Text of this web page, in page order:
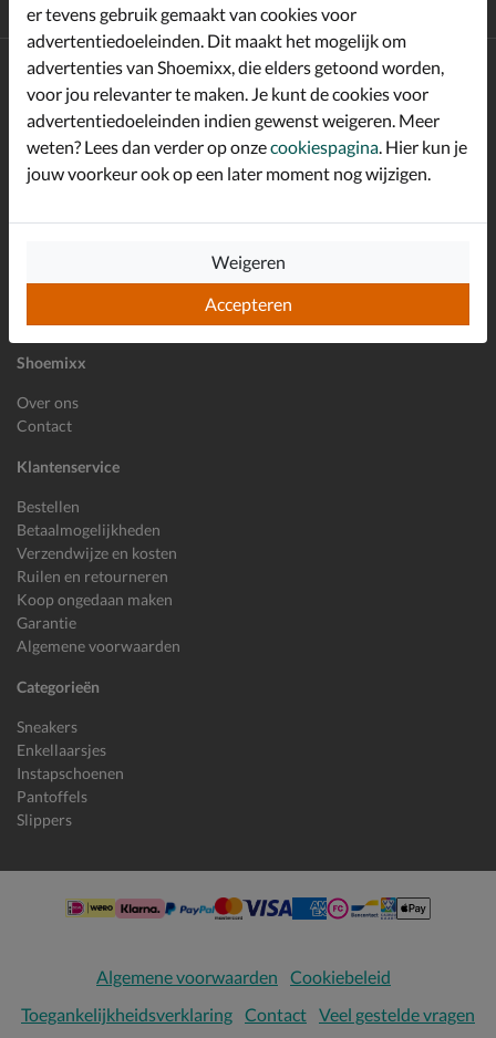
Achterafbetalen
Shoemixx
Over ons
Contact
Klantenservice
Bestellen
Betaalmogelijkheden
Verzendwijze en kosten
Ruilen en retourneren
Koop ongedaan maken
Garantie
Algemene voorwaarden
Categorieën
Sneakers
Enkellaarsjes
Instapschoenen
Pantoffels
Slippers
Altijd op de hoogte zijn?
Schrijf je in voor de Shoemixx nieuwsbrief en ontvang €10,-
welkomstkorting!
Inschrijven
Algemene voorwaarden
Cookiebeleid
Toegankelijkheidsverklaring Contact Veel gestelde vragen
er tevens gebruik gemaakt van cookies voor
advertentiedoeleinden. Dit maakt het mogelijk om
advertenties van Shoemixx, die elders getoond worden,
voor jou relevanter te maken. Je kunt de cookies voor
advertentiedoeleinden indien gewenst weigeren. Meer
weten? Lees dan verder op onzecookiespagina. Hier kun je
jouw voorkeur ook op een later moment nog wijzigen.
Accepteren
Weigeren